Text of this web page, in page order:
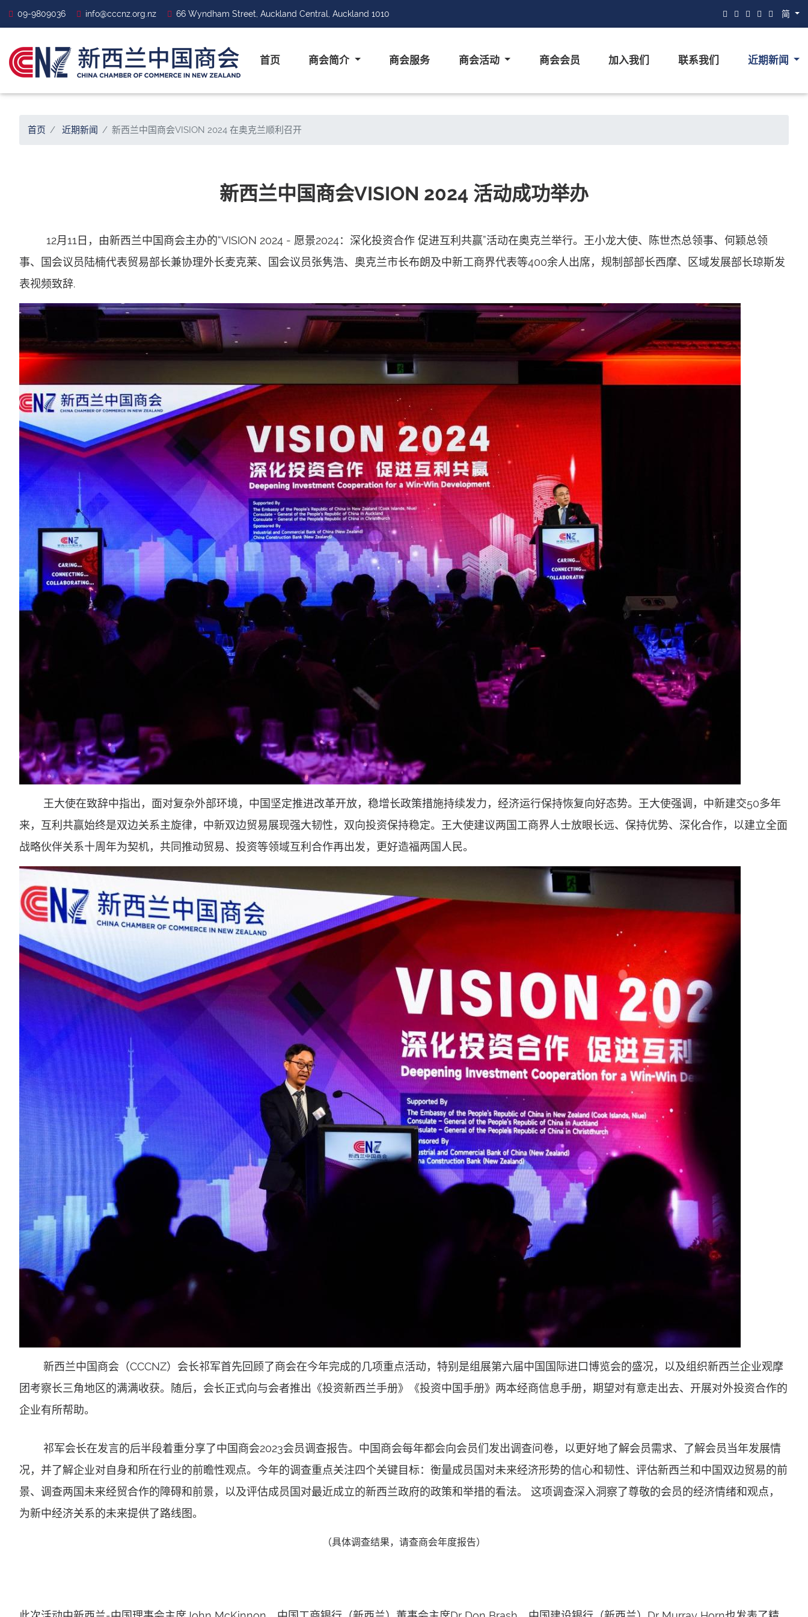
09-9809036 info@cccnz.org.nz 66 Wyndham Street, Auckland Central, Auckland 1010 简
首页 商会简介 商会服务 商会活动 商会会员 加入我们 联系我们 近期新闻
首页 近期新闻 新西兰中国商会VISION 2024 在奥克兰顺利召开
新西兰中国商会VISION 2024 活动成功举办
12月11日，由新西兰中国商会主办的“VISION 2024 - 愿景2024：深化投资合作 促进互利共赢”活动在奥克兰举行。王小龙大使、陈世杰总领事、何颖总领
事、国会议员陆楠代表贸易部长兼协理外长麦克莱、国会议员张隽浩、奥克兰市长布朗及中新工商界代表等400余人出席，规制部部长西摩、区域发展部长琼斯发
表视频致辞.
王大使在致辞中指出，面对复杂外部环境，中国坚定推进改革开放，稳增长政策措施持续发力，经济运行保持恢复向好态势。王大使强调，中新建交50多年
来，互利共赢始终是双边关系主旋律，中新双边贸易展现强大韧性，双向投资保持稳定。王大使建议两国工商界人士放眼长远、保持优势、深化合作，以建立全面
战略伙伴关系十周年为契机，共同推动贸易、投资等领域互利合作再出发，更好造福两国人民。
新西兰中国商会（CCCNZ）会长祁军首先回顾了商会在今年完成的几项重点活动，特别是组展第六届中国国际进口博览会的盛况，以及组织新西兰企业观摩
团考察长三角地区的满满收获。随后，会长正式向与会者推出《投资新西兰手册》《投资中国手册》两本经商信息手册，期望对有意走出去、开展对外投资合作的
企业有所帮助。
祁军会长在发言的后半段着重分享了中国商会2023会员调查报告。中国商会每年都会向会员们发出调查问卷，以更好地了解会员需求、了解会员当年发展情
况，并了解企业对自身和所在行业的前瞻性观点。今年的调查重点关注四个关键目标：衡量成员国对未来经济形势的信心和韧性、评估新西兰和中国双边贸易的前
景、调查两国未来经贸合作的障碍和前景，以及评估成员国对最近成立的新西兰政府的政策和举措的看法。 这项调查深入洞察了尊敬的会员的经济情绪和观点，
为新中经济关系的未来提供了路线图。
（具体调查结果，请查商会年度报告）